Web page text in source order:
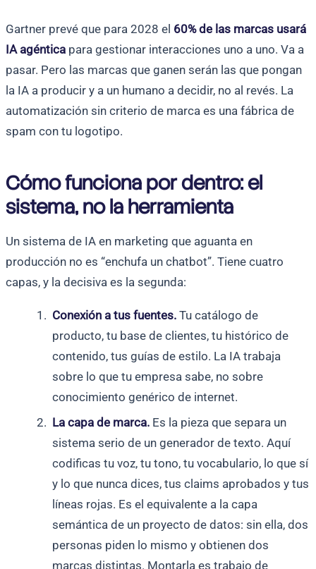
Gartner prevé que para 2028 el 60% de las marcas usará
IA agéntica para gestionar interacciones uno a uno. Va a
pasar. Pero las marcas que ganen serán las que pongan
la IA a producir y a un humano a decidir, no al revés. La
automatización sin criterio de marca es una fábrica de
spam con tu logotipo.
Cómo funciona por dentro: el
sistema, no la herramienta
Un sistema de IA en marketing que aguanta en
producción no es “enchufa un chatbot”. Tiene cuatro
capas, y la decisiva es la segunda:
Conexión a tus fuentes. Tu catálogo de
producto, tu base de clientes, tu histórico de
contenido, tus guías de estilo. La IA trabaja
sobre lo que tu empresa sabe, no sobre
conocimiento genérico de internet.
La capa de marca. Es la pieza que separa un
sistema serio de un generador de texto. Aquí
codificas tu voz, tu tono, tu vocabulario, lo que sí
y lo que nunca dices, tus claims aprobados y tus
líneas rojas. Es el equivalente a la capa
semántica de un proyecto de datos: sin ella, dos
personas piden lo mismo y obtienen dos
marcas distintas. Montarla es trabajo de